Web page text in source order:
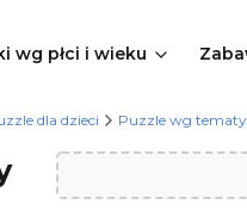
wg płci i wieku
dla dzieci Puzzle wg